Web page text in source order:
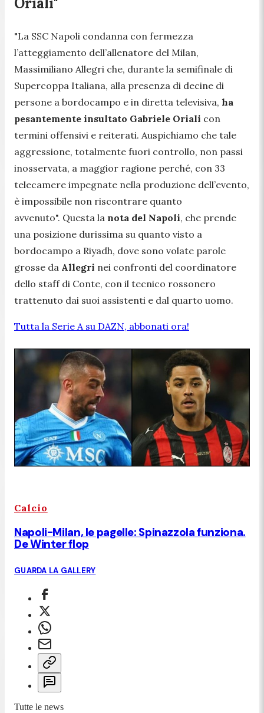
"La SSC Napoli condanna con fermezza
l’atteggiamento dell’allenatore del Milan,
Massimiliano Allegri che, durante la semifinale di
Supercoppa Italiana, alla presenza di decine di
persone a bordocampo e in diretta televisiva, ha
pesantemente insultato Gabriele Oriali con
termini offensivi e reiterati. Auspichiamo che tale
aggressione, totalmente fuori controllo, non passi
inosservata, a maggior ragione perché, con 33
telecamere impegnate nella produzione dell’evento,
è impossibile non riscontrare quanto
avvenuto". Questa la nota del Napoli, che prende
una posizione durissima su quanto visto a
bordocampo a Riyadh, dove sono volate parole
grosse da Allegri nei confronti del coordinatore
dello staff di Conte, con il tecnico rossonero
trattenuto dai suoi assistenti e dal quarto uomo.
Tutta la Serie A su DAZN, abbonati ora!
Calcio
Napoli-Milan, le pagelle: Spinazzola funziona.
De Winter flop
GUARDA LA GALLERY
Tutte le news